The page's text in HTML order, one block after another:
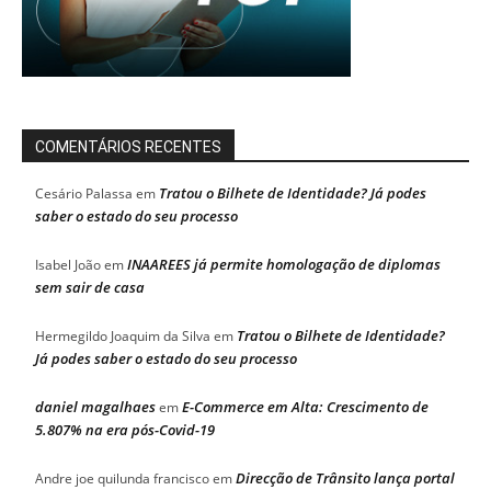
COMENTÁRIOS RECENTES
Cesário Palassa em Tratou o Bilhete de Identidade? Já podes
saber o estado do seu processo
Isabel JoãoemINAAREES já permite homologação de diplomas
sem sair de casa
Hermegildo Joaquim da Silva em Tratou o Bilhete de Identidade?
Já podes saber o estado do seu processo
daniel magalhaesemE-Commerce em Alta: Crescimento de
5.807% na era pós-Covid-19
Andre joe quilunda franciscoemDirecção de Trânsito lança portal